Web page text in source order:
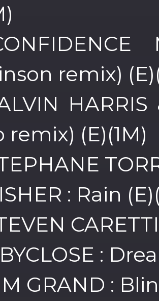
remix)
remix) (E)(1M)
: Rain
:
GRAND :